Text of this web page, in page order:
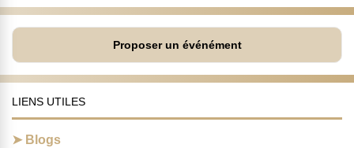
Proposer un événément
LIENS UTILES
Blogs